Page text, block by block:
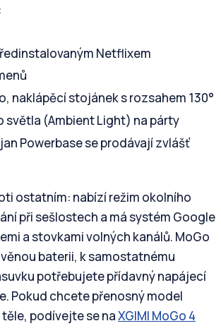
Netflixem
naklápěcí stojánek s rozsahem 130°
světla (Ambient Light) na párty
Powerbase se prodávají zvlášť
ostatním: nabízí režim okolního
při sešlostech a má systém Google
a stovkami volných kanálů. MoGo
baterii, k samostatnému
potřebujete přídavný napájecí
Pokud chcete přenosný model
podívejte se naXGIMI MoGo 4